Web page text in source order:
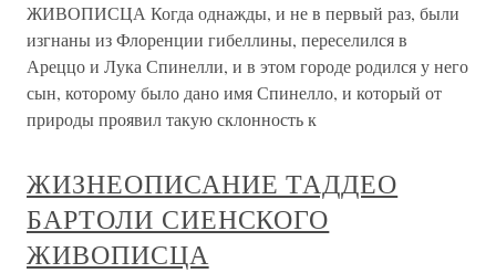
ЖИВОПИСЦА Когда однажды, и не в первый раз, были
изгнаны из Флоренции гибеллины, переселился в
Ареццо и Лука Спинелли, и в этом городе родился у него
сын, которому было дано имя Спинелло, и который от
природы проявил такую склонность к
ЖИЗНЕОПИСАНИЕ ТАДДЕО
БАРТОЛИ СИЕНСКОГО
ЖИВОПИСЦА